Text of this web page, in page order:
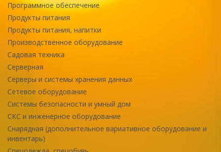
Программное обеспечение
Продукты питания
Продукты питания, напитки
Производственное оборудование
Садовая техника
Серверная
Серверы и системы хранения данных
Сетевое оборудование
Системы безопасности и умный дом
СКС и инженерное оборудование
Снарядная (дополнительное вариативное оборудование и
инвентарь)